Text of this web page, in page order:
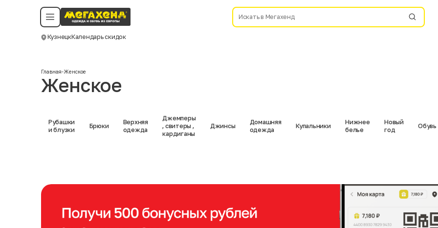
КузнецкКалендарь скидок
Политика конфиденциальности
©️ Мегахенд 2026. Все права защищены.
Смотреть все даты
Главная-Женское
Женское
Рубашки
и блузки
Брюки
Верхняя
одежда
Джемперы
, свитеры ,
кардиганы
Джинсы
Домашняя
одежда
Купальники
Нижнее
белье
Новый
год
Обувь